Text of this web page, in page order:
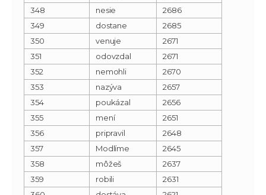
348
nesie
2686
349
dostane
2685
350
venuje
2671
351
odovzdal
2671
352
nemohli
2670
353
nazýva
2657
354
poukázal
2656
355
mení
2651
356
pripravil
2648
357
Modlíme
2645
358
môžeš
2637
359
robili
2631